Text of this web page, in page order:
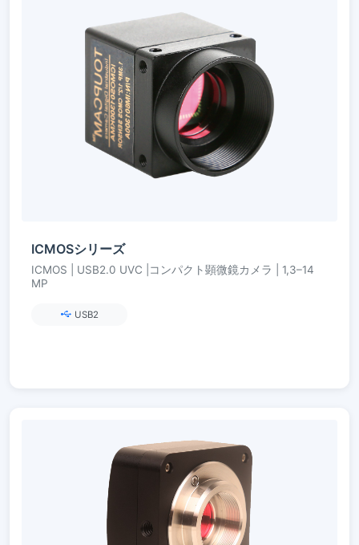
ICMOSシリーズ
ICMOS | USB2.0 UVC |コンパクト顕微鏡カメラ | 1,3–14
MP
USB2